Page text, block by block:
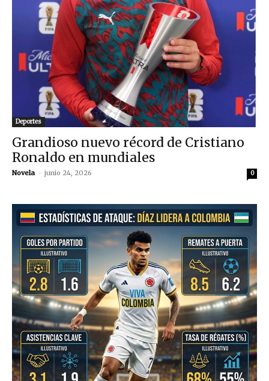
Deportes
Grandioso nuevo récord de Cristiano
Ronaldo en mundiales
Novela - junio 24, 2026 0